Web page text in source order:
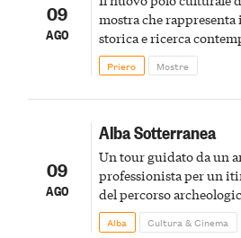
09
AGO
mostra che
storica e ricerca
Priero Mostre
09
AGO
Alba Sotterranea
Un tour guidato da un
professionista per un
del percorso
Alba Cultura & Cinema